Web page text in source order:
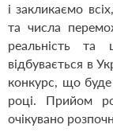
і закликаємо
та числа
реальність
відбувається в
конкурс, що
році. Прийом
очікувано